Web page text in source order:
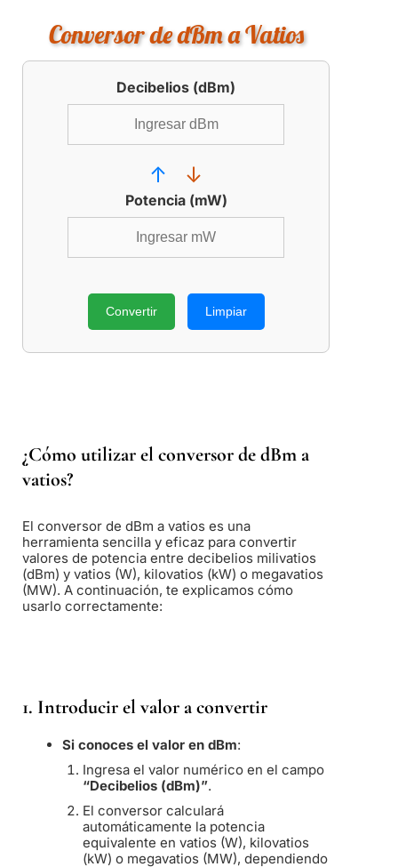
Conversor de dBm a Vatios
Decibelios (dBm)
↑ ↓
Potencia (mW)
Convertir Limpiar
¿Cómo utilizar el conversor de dBm a
vatios?
El conversor de dBm a vatios es una
herramienta sencilla y eficaz para convertir
valores de potencia entre decibelios milivatios
(dBm) y vatios (W), kilovatios (kW) o megavatios
(MW). A continuación, te explicamos cómo
usarlo correctamente:
1. Introducir el valor a convertir
Si conoces el valor en dBm:
Ingresa el valor numérico en el campo
“Decibelios (dBm)”.
El conversor calculará
automáticamente la potencia
equivalente en vatios (W), kilovatios
(kW) o megavatios (MW), dependiendo